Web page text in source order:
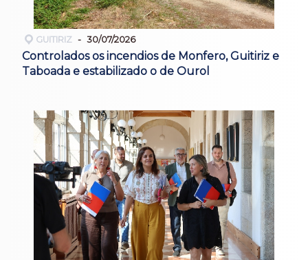
GUITIRIZ 30/07/2026
Controlados os incendios de Monfero, Guitiriz e
Taboada e estabilizado o de Ourol